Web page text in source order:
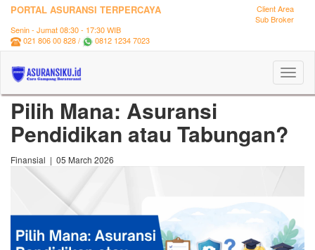
PORTAL ASURANSI TERPERCAYA
Client Area
Sub Broker
Senin - Jumat 08:30 - 17:30 WIB
021 806 00 828 /
0812 1234 7023
Pilih Mana: Asuransi
Pendidikan atau Tabungan?
Finansial | 05 March 2026